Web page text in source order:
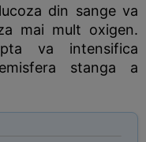
din sange va
mai mult oxigen.
va intensifica
stanga a